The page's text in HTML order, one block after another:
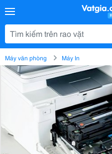
Máy văn phòng Máy In